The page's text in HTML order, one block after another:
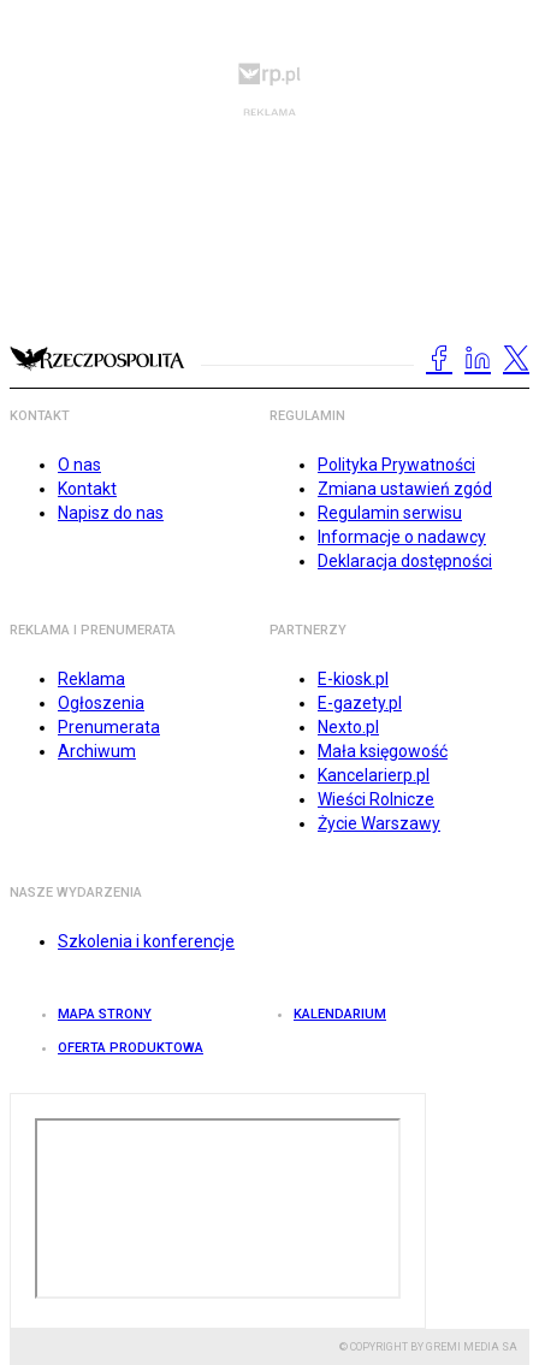
KONTAKT
O nas
Kontakt
Napisz do nas
REGULAMIN
Polityka Prywatności
Zmiana ustawień zgód
Regulamin serwisu
Informacje o nadawcy
Deklaracja dostępności
REKLAMA I PRENUMERATA
Reklama
Ogłoszenia
Prenumerata
Archiwum
PARTNERZY
E-kiosk.pl
E-gazety.pl
Nexto.pl
Mała księgowość
Kancelarierp.pl
Wieści Rolnicze
Życie Warszawy
NASZE WYDARZENIA
Szkolenia i konferencje
MAPA STRONY KALENDARIUM
OFERTA PRODUKTOWA
© COPYRIGHT BY GREMI MEDIA SA